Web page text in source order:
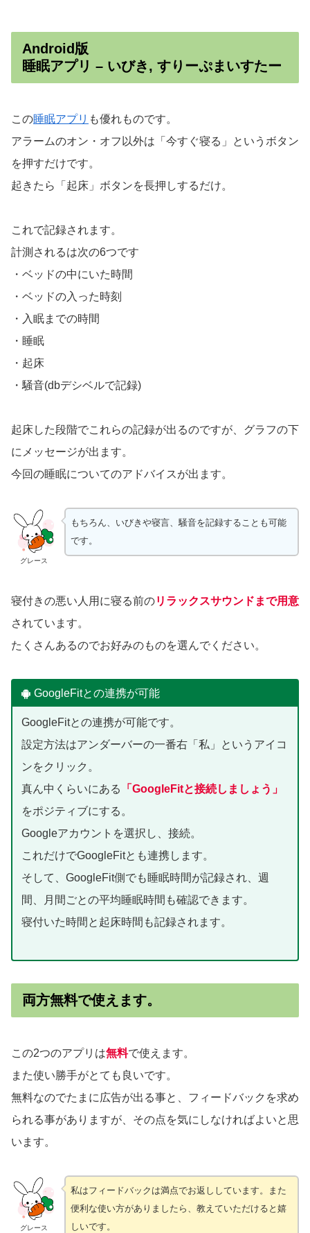
Android版
睡眠アプリ – いびき, すりーぷまいすたー
この睡眠アプリ も優れものです。
アラームのオン・オフ以外は「今すぐ寝る」というボタン
を押すだけです。
起きたら「起床」ボタンを長押しするだけ。
これで記録されます。
計測されるは次の6つです
・ベッドの中にいた時間
・ベッドの入った時刻
・入眠までの時間
・睡眠
・起床
・騒音(dbデシベルで記録)
起床した段階でこれらの記録が出るのですが、グラフの下
にメッセージが出ます。
今回の睡眠についてのアドバイスが出ます。
グレース
もちろん、いびきや寝言、騒音を記録することも可能
です。
寝付きの悪い人用に寝る前のリラックスサウンドまで用意
されています。
たくさんあるのでお好みのものを選んでください。
GoogleFitとの連携が可能
GoogleFitとの連携が可能です。
設定方法はアンダーバーの一番右「私」というアイコ
ンをクリック。
真ん中くらいにある
「GoogleFitと接続しましょう」
をポジティブにする。
Googleアカウントを選択し、接続。
これだけでGoogleFitとも連携します。
そして、GoogleFit側でも睡眠時間が記録され、週
間、月間ごとの平均睡眠時間も確認できます。
寝付いた時間と起床時間も記録されます。
両方無料で使えます。
この2つのアプリは無料で使えます。
また使い勝手がとても良いです。
無料なのでたまに広告が出る事と、フィードバックを求め
られる事がありますが、その点を気にしなければよいと思
います。
グレース
私はフィードバックは満点でお返ししています。また
便利な使い方がありましたら、教えていただけると嬉
しいです。